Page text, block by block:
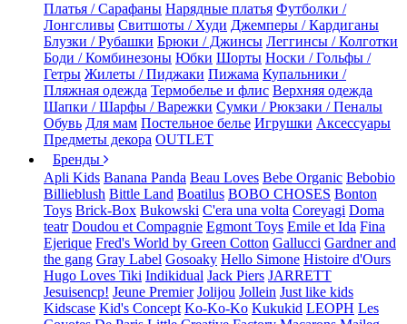
Платья / Сарафаны Нарядные платья Футболки /
Лонгсливы Свитшоты / Худи Джемперы / Кардиганы
Блузки / Рубашки Брюки / Джинсы Леггинсы / Колготки
Боди / Комбинезоны Юбки Шорты Носки / Гольфы /
Гетры Жилеты / Пиджаки Пижама Купальники /
Пляжная одежда Термобелье и флис Верхняя одежда
Шапки / Шарфы / Варежки Сумки / Рюкзаки / Пеналы
Обувь Для мам Постельное белье Игрушки Аксессуары
Предметы декора OUTLET
Бренды
Apli Kids Banana Panda Beau Loves Bebe Organic Bebobio
Billieblush Bittle Land Boatilus BOBO CHOSES Bonton
Toys Brick-Box Bukowski C'era una volta Coreyagi Doma
teatr Doudou et Compagnie Egmont Toys Emile et Ida Fina
Ejerique Fred's World by Green Cotton Gallucci Gardner and
the gang Gray Label Gosoaky Hello Simone Histoire d'Ours
Hugo Loves Tiki Indikidual Jack Piers JARRETT
Jesuisencp! Jeune Premier Jolijou Jollein Just like kids
Kidscase Kid's Concept Ko-Ko-Ko Kukukid LEOPH Les